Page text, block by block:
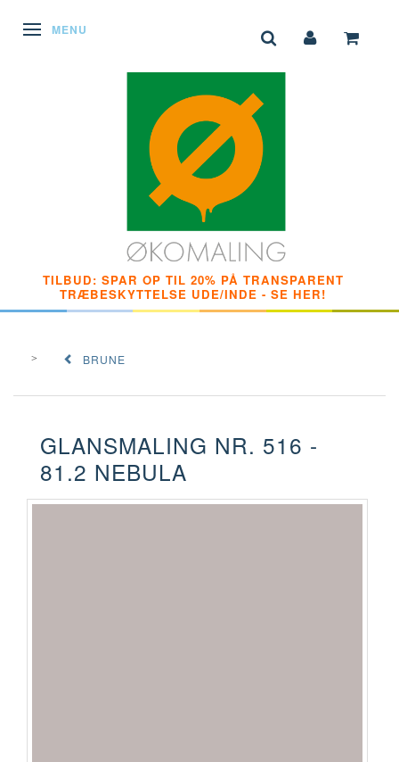
SKIFTE NAVIGATION
MENU
TILBUD: SPAR OP TIL 20% PÅ TRANSPARENT
TRÆBESKYTTELSE UDE/INDE - SE HER!
BRUNE
GLANSMALING NR. 516 -
81.2 NEBULA